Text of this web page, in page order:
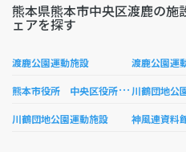
熊本県熊本市中央区渡鹿の施
ェアを探す
渡鹿公園運動施設 渡鹿公園運
熊
本市役所 中央区役所中央区役所関係機関託麻原地域コミュニティセンター
川鶴団地公園運動施設 神風連資料